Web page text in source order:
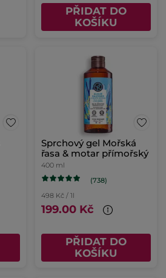
PŘIDAT DO
KOŠÍKU
Sprchový gel Mořská
řasa & motar přímořský
400 ml
(738)
498 Kč / 1l
199.00 Kč
PŘIDAT DO
KOŠÍKU